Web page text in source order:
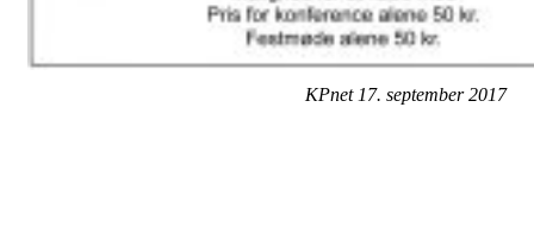
KPnet 17. september 2017